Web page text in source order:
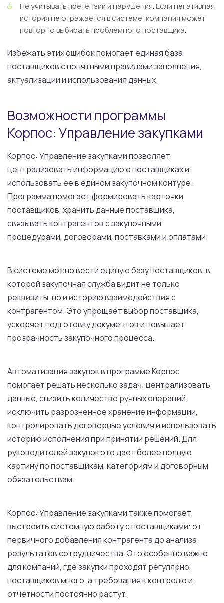
Не учитывать претензии и нарушения.Если негативная
история не отражается в системе, компания может
повторно выбирать проблемного поставщика.
Избежать этих ошибок помогает единая база
поставщиков с понятными правилами заполнения,
актуализации и использования данных.
Возможности программы
Корпос: Управление закупками
Корпос: Управление закупками позволяет
централизовать информацию о поставщиках и
использовать ее в едином закупочном контуре.
Программа помогает формировать карточки
поставщиков, хранить данные поставщика,
связывать контрагентов с закупочными
процедурами, договорами, поставками и оплатами.
В системе можно вести единую базу поставщиков, в
которой закупочная служба видит не только
реквизиты, но и историю взаимодействия с
контрагентом. Это упрощает выбор поставщика,
ускоряет подготовку документов и повышает
прозрачность закупочного процесса.
Автоматизация закупок в программе Корпос
помогает решать несколько задач: централизовать
данные, снизить количество ручных операций,
исключить разрозненное хранение информации,
контролировать договорные условия и использовать
историю исполнения при принятии решений. Для
руководителей закупок это дает более полную
картину по поставщикам, категориям и договорным
обязательствам.
Корпос: Управление закупками также помогает
выстроить системную работу с поставщиками: от
первичного добавления контрагента до анализа
результатов сотрудничества. Это особенно важно
для компаний, где закупки проходят регулярно,
поставщиков много, а требования к контролю и
отчетности постоянно растут.